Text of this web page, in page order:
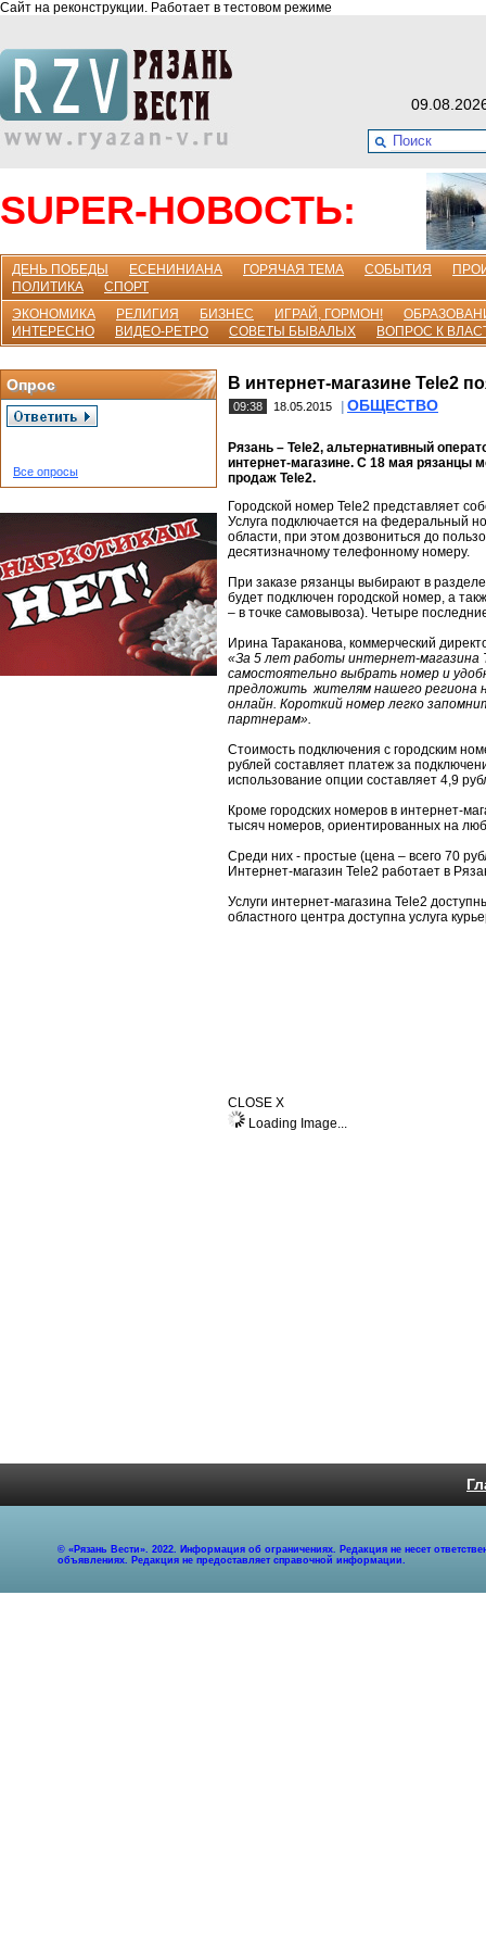
Сайт на реконструкции. Работает в тестовом режиме
SUPER-НОВОСТЬ:
ДЕНЬ ПОБЕДЫ ЕСЕНИНИАНА ГОРЯЧАЯ ТЕМА СОБЫТИЯ
ПОЛИТИКА
СПОРТ
ЭКОНОМИКА
РЕЛИГИЯ БИЗНЕС ИГРАЙ, ГОРМОН!
ИНТЕРЕСНО
ВИДЕО-РЕТРО СОВЕТЫ БЫВАЛЫХ ВОПРОС К
Опрос
Все опросы
В интернет-магазине Tele2
09:38 18.05.2015 ОБЩЕСТВО
Рязань – Tele2, альтернативный
интернет-магазине. С 18 мая рязанцы
продаж Tele2.
Городской номер Tele2 представляет
Услуга подключается на федеральный
области, при этом дозвониться до
десятизначному телефонному номеру.
При заказе рязанцы выбирают в
будет подключен городской номер, а
– в точке самовывоза). Четыре
Ирина Тараканова, коммерческий
«За 5 лет работы интернет-магазина
самостоятельно выбрать номер и
предложить жителям нашего региона
онлайн. Короткий номер легко
партнерам».
Стоимость подключения с городским
рублей составляет платеж за
использование опции составляет 4,9
Кроме городских номеров в интернет-
тысяч номеров, ориентированных на
Среди них - простые (цена – всего 70
Интернет-магазин Tele2 работает в
Услуги интернет-магазина Tele2
областного центра доступна услуга
CLOSE X
Loading Image...
© «Рязань Вести». 2022. Информация об ограничениях. Редакция не несет
объявлениях. Редакция не предоставляет справочной информации.